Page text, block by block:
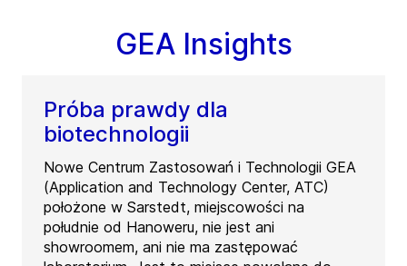
GEA Insights
Próba prawdy dla
biotechnologii
Nowe Centrum Zastosowań i Technologii GEA
(Application and Technology Center, ATC)
położone w Sarstedt, miejscowości na
południe od Hanoweru, nie jest ani
showroomem, ani nie ma zastępować